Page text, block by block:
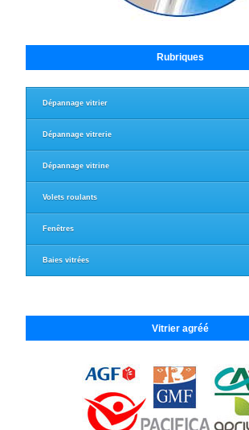
Rubriques
Dépannage vitrier
Dépannage vitrerie
Dépannage vitrine
Volets roulants
Fenêtres
Baies vitrées
Vitrier agréé